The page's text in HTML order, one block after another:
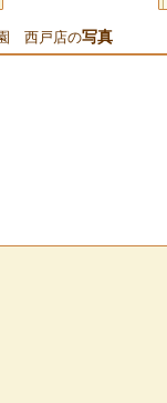
西戸店の写真